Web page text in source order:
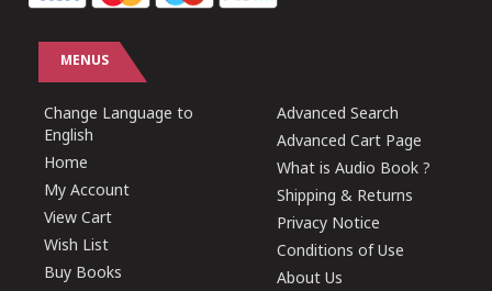
MENUS
Change Language to
English
Home
My Account
View Cart
Wish List
Buy Books
Advanced Search
Advanced Cart Page
What is Audio Book ?
Shipping & Returns
Privacy Notice
Conditions of Use
About Us